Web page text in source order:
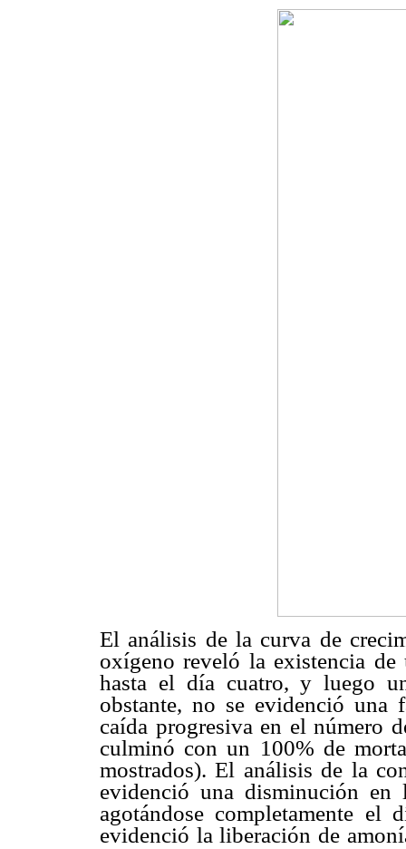
El análisis de la curva de
oxígeno reveló la existencia de
hasta el día cuatro, y luego
obstante, no se evidenció una
caída progresiva en el número
culminó con un 100% de
mostrados). El análisis de la
evidenció una disminución
agotándose completamente el
evidenció la liberación de